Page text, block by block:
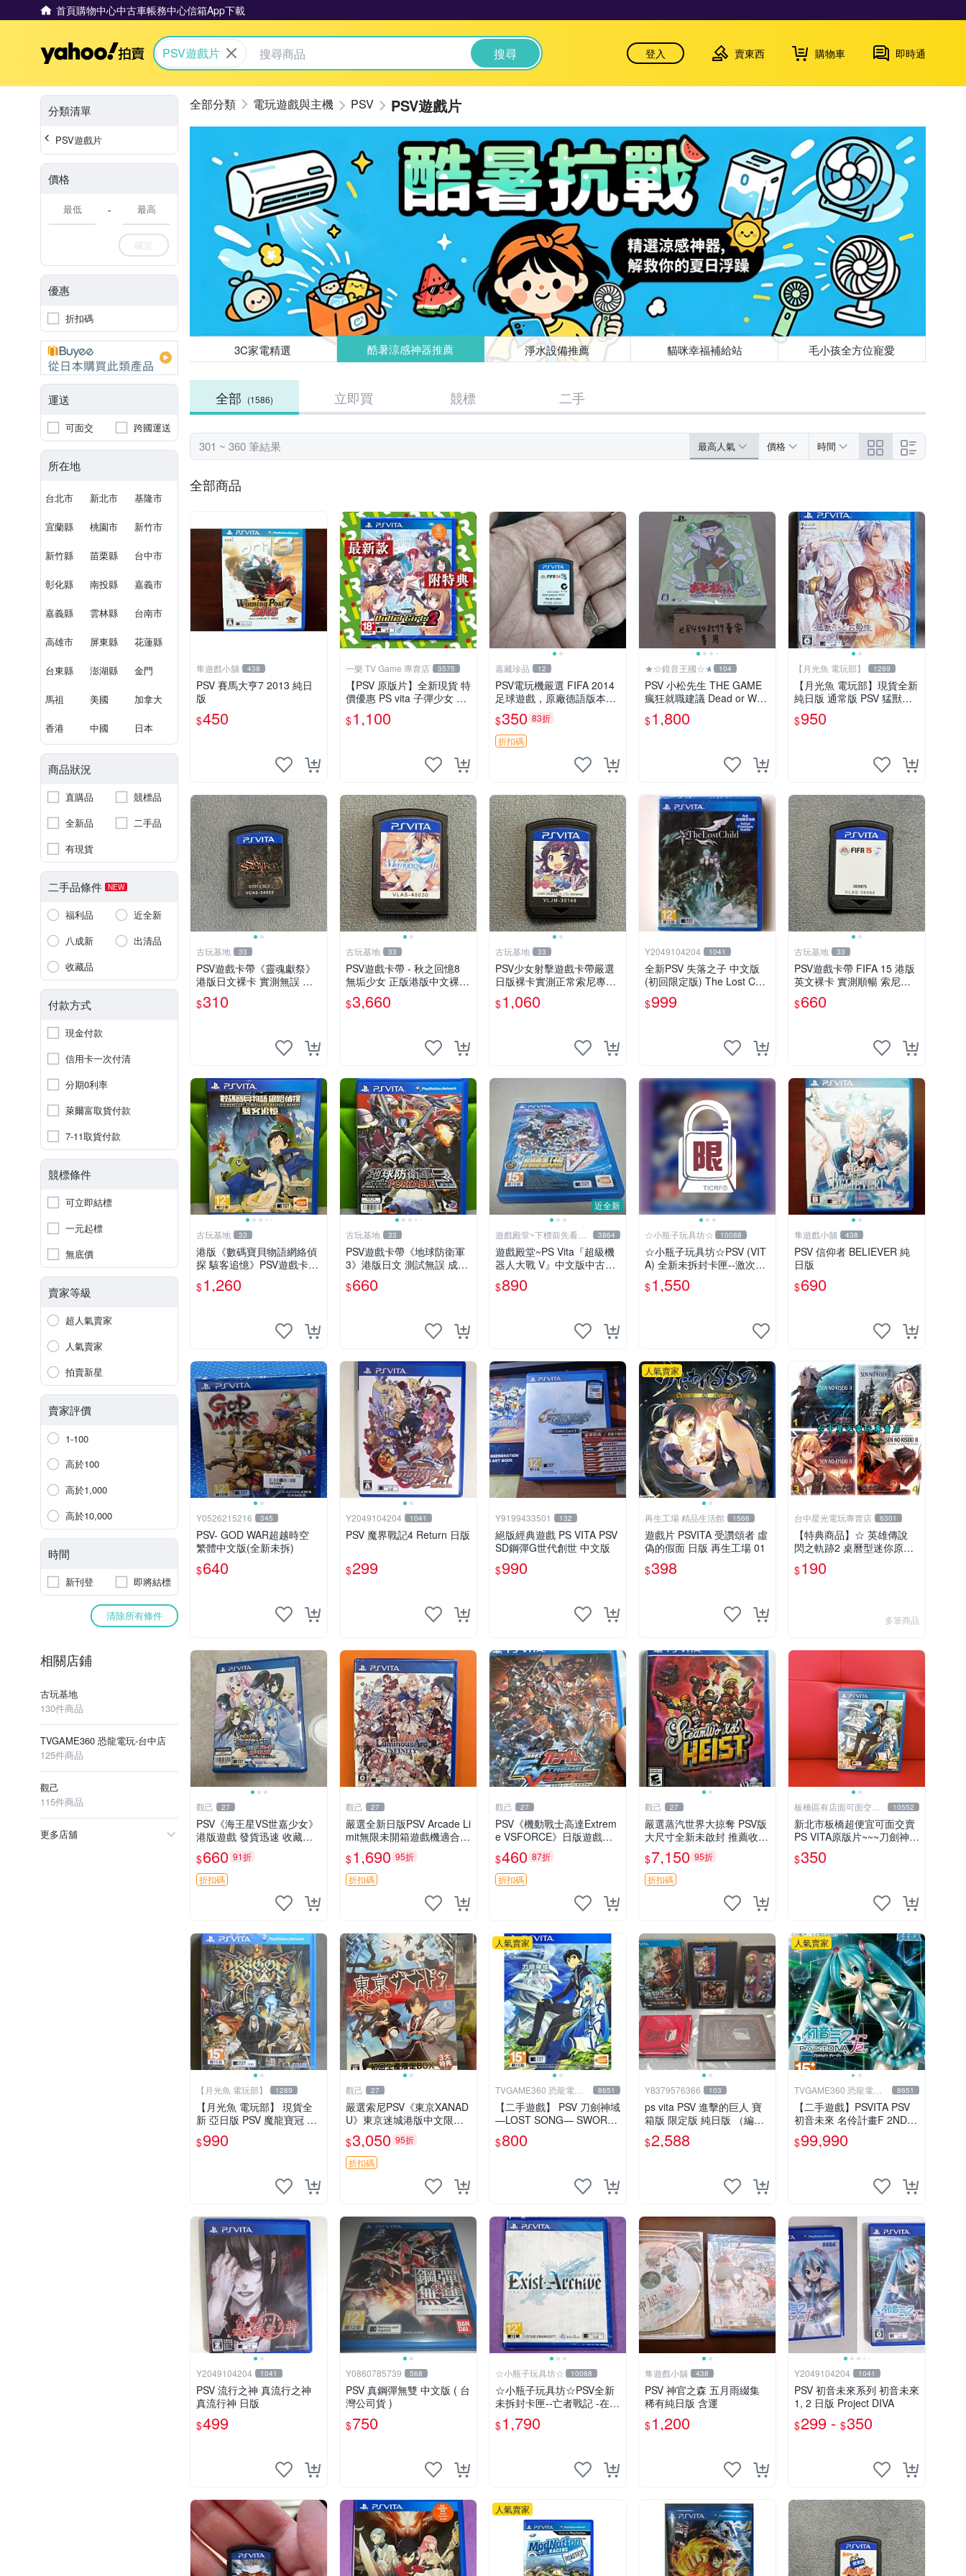
首頁購物中心中古車帳務中心信箱App下載
Yahoo拍賣
PSV遊戲片 搜尋 登入 賣東西 購物車 即時通
分類清單
PSV遊戲片
價格
-
確定
優惠
折扣碼
運送
可面交 跨國運送
所在地
台北市 新北市 基隆市
宜蘭縣 桃園市 新竹市
新竹縣 苗栗縣 台中市
彰化縣 南投縣 嘉義市
嘉義縣 雲林縣 台南市
高雄市 屏東縣 花蓮縣
台東縣 澎湖縣 金門
馬祖 美國 加拿大
香港 中國 日本
商品狀況
直購品
競標品
全新品
二手品
有現貨
二手品條件 NEW
福利品
近全新
八成新
出清品
收藏品
付款方式
現金付款
信用卡一次付清
分期0利率
萊爾富取貨付款
7-11取貨付款
競標條件
可立即結標
一元起標
無底價
賣家等級
超人氣賣家
人氣賣家
拍賣新星
賣家評價
1-100
高於100
高於1,000
高於10,000
時間
新刊登 即將結標
清除所有條件
相關店鋪
古玩基地
130件商品
TVGAME360 恐龍電玩-台中店
125件商品
觀己
115件商品
更多店舖
電玩遊戲與主機 PSV PSV遊戲片
3C家電精選 酷暑涼感神器推薦 淨水設備推薦 貓咪幸福補給站 毛小孩全方位寵愛
全部 (1586) 立即買 競標 二手
301 ~ 360 筆結果 最高人氣 價格 時間
全部商品
隼遊戲小舖 438
PSV 賽馬大亨7 2013 純日
版
$450
一樂 TV Game 專賣店 3575
【PSV 原版片】全新現貨 特
價優惠 PS vita 子彈少女 2
Bullet Girls 日文版【一樂電
玩】
$1,100
嘉藏珍品 12
PSV電玩機嚴選 FIFA 2014
足球遊戲，原廠德語版本，
清晰未開盒 fifa 2014 psv 電
玩機
$350 83折
折扣碼
★☆鏡音王國☆★ 104
PSV 小松先生 THE GAME
瘋狂就職建議 Dead or Wor
k 特裝版 限定版 日版 日文
版 阿松 松野輕松
$1,800
【月光魚 電玩部】 1289
【月光魚 電玩部】現貨全新
純日版 通常版 PSV 猛獸們
與公主殿下 in blossom 普通
版
$950
古玩基地 33
PSV遊戲卡帶《靈魂獻祭》
港版日文裸卡 實測無誤 索
尼專機運行用 靈魂獻祭 PSV
港日裸卡 卡帶專用機玩
$310
古玩基地 33
PSV遊戲卡帶 - 秋之回憶8
無垢少女 正版港版中文裸卡
限定運行於Sony PSV機器 p
sv秋之回憶無垢少女 港版
$3,660
古玩基地 33
PSV少女射擊遊戲卡帶嚴選
日版裸卡實測正常索尼專用
不可退換多次購優惠 psv 少
女 射擊
$1,060
Y2049104204 1041
全新PSV 失落之子 中文版
(初回限定版) The Lost Chil
$999
古玩基地 33
PSV遊戲卡帶 FIFA 15 港版
英文裸卡 實測順暢 索尼專
機適用 只此一家 不退不換
買2送優惠 psv fifa 15 港版
$660
古玩基地 33
港版《數碼寶貝物語網絡偵
探 駭客追憶》PSV遊戲卡
帶，實測運行順暢，全新成
色如圖。拍前確認，售後無
$1,260
古玩基地 33
PSV遊戲卡帶《地球防衛軍
3》港版日文 測試無誤 成色
如圖 請確認再購 還原出貨
圖內即是你所接收 地球防衛
$660
近全新
遊戲殿堂~下標前先看賣
場關於我
3864
遊戲殿堂~PS Vita『超級機
器人大戰 V』中文版中古完
品
$890
☆小瓶子玩具坊☆ 10088
☆小瓶子玩具坊☆PSV (VIT
A) 全新未拆封卡匣--激次元
組合 戰機少女 VS 殭屍軍團
中文版
$1,550
隼遊戲小舖 438
PSV 信仰者 BELIEVER 純
日版
$690
Y0526215216 345
PSV- GOD WAR超越時空
繁體中文版(全新未拆)
$640
Y2049104204 1041
PSV 魔界戰記4 Return 日版
$299
Y9199433501 132
絕版經典遊戲 PS VITA PSV
SD鋼彈G世代創世 中文版
$990
人氣賣家
再生工場 精品生活館 1566
遊戲片 PSVITA 受讚頌者 虛
偽的假面 日版 再生工場 01
$398
台中星光電玩專賣店 6301
【特典商品】☆ 英雄傳說
閃之軌跡2 桌曆型迷你原聲
帶 CD ☆全新品【現貨供應
可挑款】台中星光電玩
$190
多筆商品
觀己 27
PSV《海王星VS世嘉少女》
港版遊戲 發貨迅速 收藏推
薦 游戲盒 光碟 完整 海王星
世嘉少女 港版 海王星 世嘉
少女 港版游戲 PSV 港版 海
王星
$660 91折
折扣碼
觀己 27
嚴選全新日版PSV Arcade Li
mit無限未開箱遊戲機適合收
藏 Arcade Limit 新遊戲 未
開封 測試合格
$1,690 95折
折扣碼
觀己 27
PSV《機動戰士高達Extrem
e VSFORCE》日版遊戲卡
帶，全新未拆封，附原包
裝，嚴選推薦，適合收藏。
極限VS遊戲 高達 擴充記憶
卡
$460 87折
折扣碼
觀己 27
嚴選蒸汽世界大掠奪 PSV版
大尺寸全新未啟封 推薦收藏
蒸汽遊戲 手機遊戲 游戲卡
帶
$7,150 95折
折扣碼
板橋區有店面可面交高
價回收電玩
10552
新北市板橋超便宜可面交賣
PS VITA原版片~~~刀劍神域
Lost Song 中文版~~~便宜
賣
$350
【月光魚 電玩部】 1289
【月光魚 電玩部】 現貨全
新 亞日版 PSV 魔龍寶冠 普
通版 亞版日文版 PS Vita
$990
觀己 27
嚴選索尼PSV《東京XANAD
U》東京迷城港版中文限量
收藏，全新未拆封 東京迷城
游戲卡 收藏品
$3,050 95折
折扣碼
人氣賣家
TVGAME360 恐龍電玩- 8651
【二手遊戲】 PSV 刀劍神域
―LOST SONG― SWORD
ART ONLINE 中文版【台中
恐龍電玩】
$800
Y8379576366 103
ps vita PSV 進擊的巨人 寶
箱版 限定版 純日版 （編號1
8）
$2,588
人氣賣家
TVGAME360 恐龍電玩- 8651
【二手遊戲】PSVITA PSV
初音未來 名伶計畫F 2ND P
ROJECT DIVA F 2ND 日文
版 台中恐龍
$99,990
Y2049104204 1041
PSV 流行之神 真流行之神
真流行神 日版
$499
Y0860785739 568
PSV 真鋼彈無雙 中文版 ( 台
灣公司貨 )
$750
☆小瓶子玩具坊☆ 10088
☆小瓶子玩具坊☆PSV全新
未拆封卡匣--亡者戰記 -在另
一側的天空下- (日版)
$1,790
隼遊戲小舖 438
PSV 神官之森 五月雨綴集
稀有純日版 含運
$1,200
Y2049104204 1041
PSV 初音未來系列 初音未來
1, 2 日版 Project DIVA
$299 - $350
人氣賣家